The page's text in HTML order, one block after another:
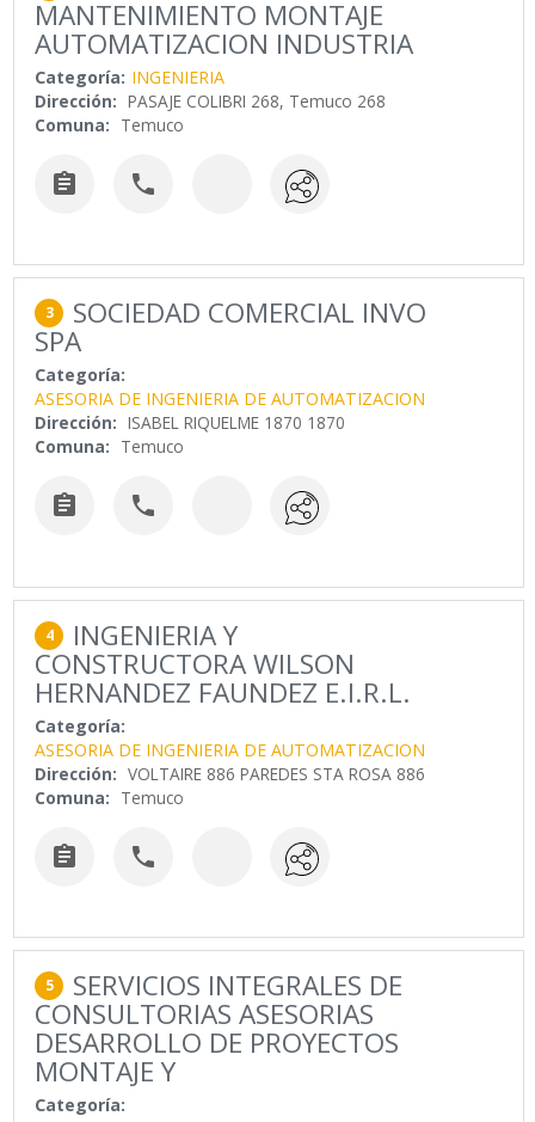
MANTENIMIENTO MONTAJE
AUTOMATIZACION INDUSTRIA
Categoría: INGENIERIA
Dirección: PASAJE COLIBRI 268, Temuco 268
Comuna: Temuco
 
3 SOCIEDAD COMERCIAL INVO
SPA
Categoría:
ASESORIA DE INGENIERIA DE AUTOMATIZACION
Dirección: ISABEL RIQUELME 1870 1870
Comuna: Temuco
 
4 INGENIERIA Y
CONSTRUCTORA WILSON
HERNANDEZ FAUNDEZ E.I.R.L.
Categoría:
ASESORIA DE INGENIERIA DE AUTOMATIZACION
Dirección: VOLTAIRE 886 PAREDES STA ROSA 886
Comuna: Temuco
 
5 SERVICIOS INTEGRALES DE
CONSULTORIAS ASESORIAS
DESARROLLO DE PROYECTOS
MONTAJE Y
Categoría: